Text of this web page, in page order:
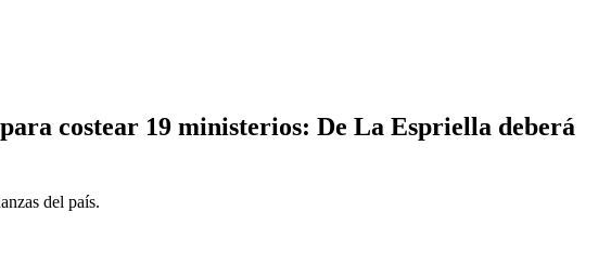
costear 19 ministerios: De La Espriella deberá
del país.